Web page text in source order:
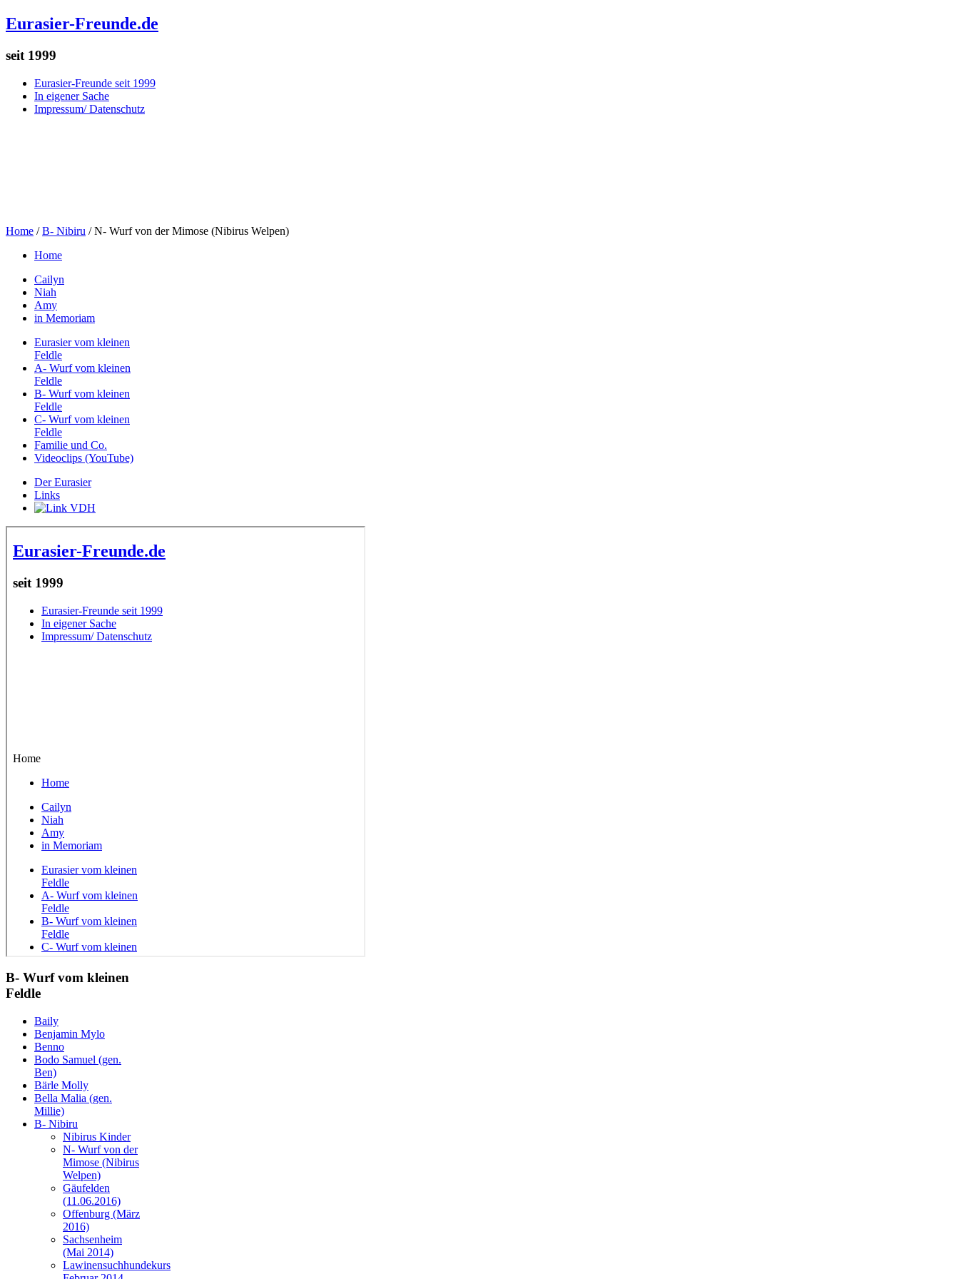
Eurasier-Freunde.de
seit 1999
Eurasier-Freunde seit 1999
In eigener Sache
Impressum/ Datenschutz
Home /B- Nibiru /N- Wurf von der Mimose (Nibirus Welpen)
Home
Cailyn
Niah
Amy
in Memoriam
Eurasier vom kleinen
Feldle
A- Wurf vom kleinen
Feldle
B- Wurf vom kleinen
Feldle
C- Wurf vom kleinen
Feldle
Familie und Co.
Videoclips (YouTube)
Der Eurasier
Links
B- Wurf vom kleinen
Feldle
Baily
Benjamin Mylo
Benno
Bodo Samuel (gen.
Ben)
Bärle Molly
Bella Malia (gen.
Millie)
B- Nibiru
Nibirus Kinder
N- Wurf von der
Mimose (Nibirus
Welpen)
Gäufelden
(11.06.2016)
Offenburg (März
2016)
Sachsenheim
(Mai 2014)
Lawinensuchhundekurs